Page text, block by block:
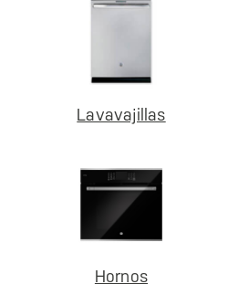
Lavavajillas
Hornos